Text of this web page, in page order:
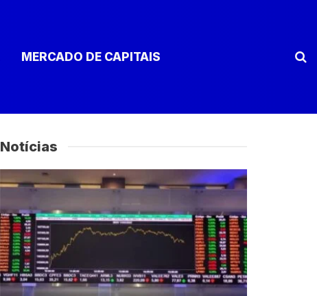
MERCADO DE CAPITAIS
Notícias